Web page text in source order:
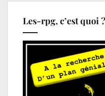
Les-rpg, c’est quoi ?